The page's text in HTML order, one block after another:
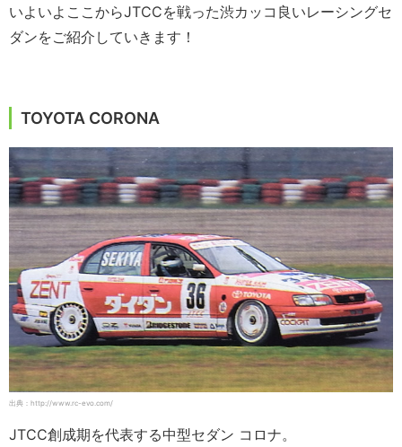
いよいよここからJTCCを戦った渋カッコ良いレーシングセ
ダンをご紹介していきます！
TOYOTA CORONA
出典：http://www.rc-evo.com/
JTCC創成期を代表する中型セダン コロナ。